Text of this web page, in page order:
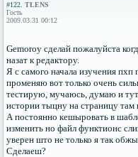
#122. TLENS
Гость
2009.03.31 00:12
Gemoroy сделай пожалуйста
назат к редактору.
Я с самого начала изучения пхп
променяю вот только очень
тестирую, мучаюсь, думаю и
истории тыцну на страницу там
А постоянно кешыровать в
изменить но файл функтионс
уверен што не только я так
Сделаеш?